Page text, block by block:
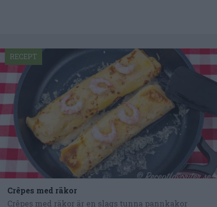
Crêpes med räkor
Crêpes med räkor är en slags tunna pannkakor
RECEPT